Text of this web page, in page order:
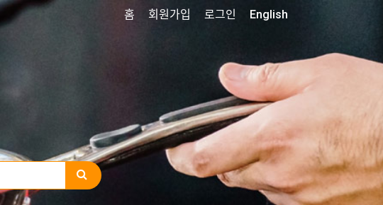
홈 회원가입 로그인 English